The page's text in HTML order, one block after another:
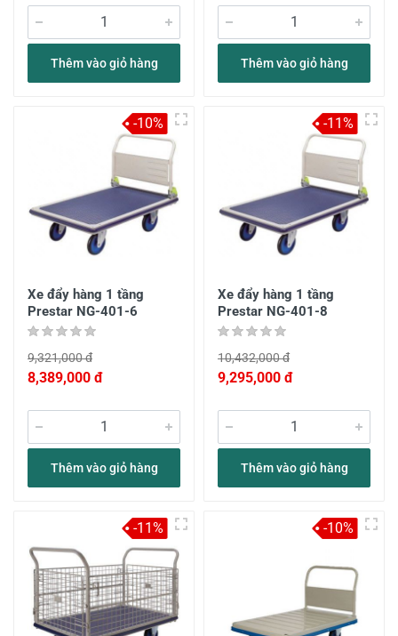
Thêm vào giỏ hàng Thêm vào giỏ hàng
Xe đẩy hàng 1 tầng
Prestar NG-401-6
9,321,000 đ
8,389,000 đ
Thêm vào giỏ hàng
-10%
Xe đẩy hàng 1 tầng
Prestar NG-401-8
10,432,000 đ
9,295,000 đ
Thêm vào giỏ hàng
-11%
-11% -10%